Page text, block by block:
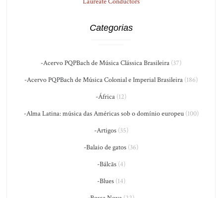
Categorias
-Acervo PQPBach de Música Clássica Brasileira (37)
-Acervo PQPBach de Música Colonial e Imperial Brasileira (186)
-África (12)
-Alma Latina: música das Américas sob o domínio europeu(100)
-Artigos(35)
-Balaio de gatos (36)
-Bálcãs(4)
-Blues(14)